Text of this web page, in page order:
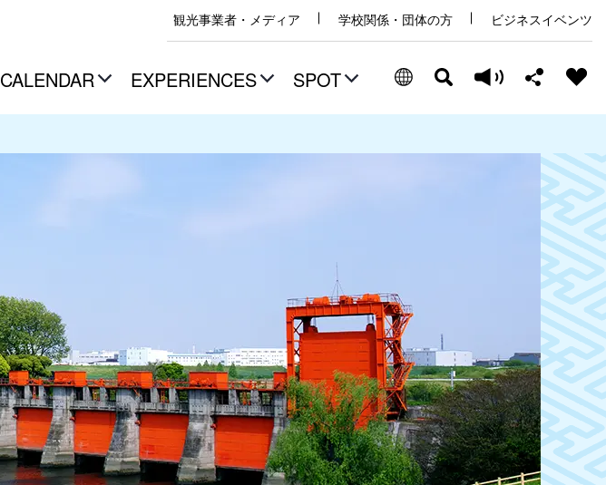
観光事業者・メディア 学校関係・団体の方 ビジネスイベンツ
CALENDAR EXPERIENCES SPOT